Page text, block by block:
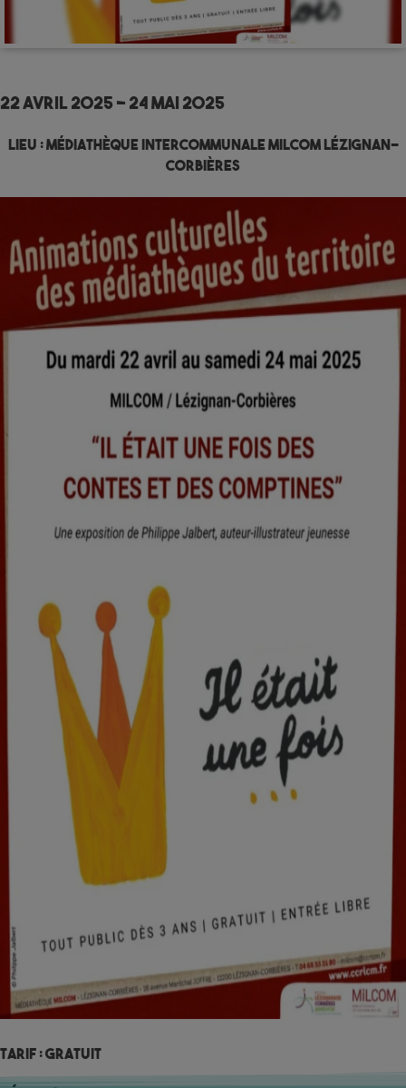
22 avril 2025- 24 mai 2025
Lieu :Médiathèque Intercommunale MILCOM Lézignan-
Corbières
Tarif : Gratuit